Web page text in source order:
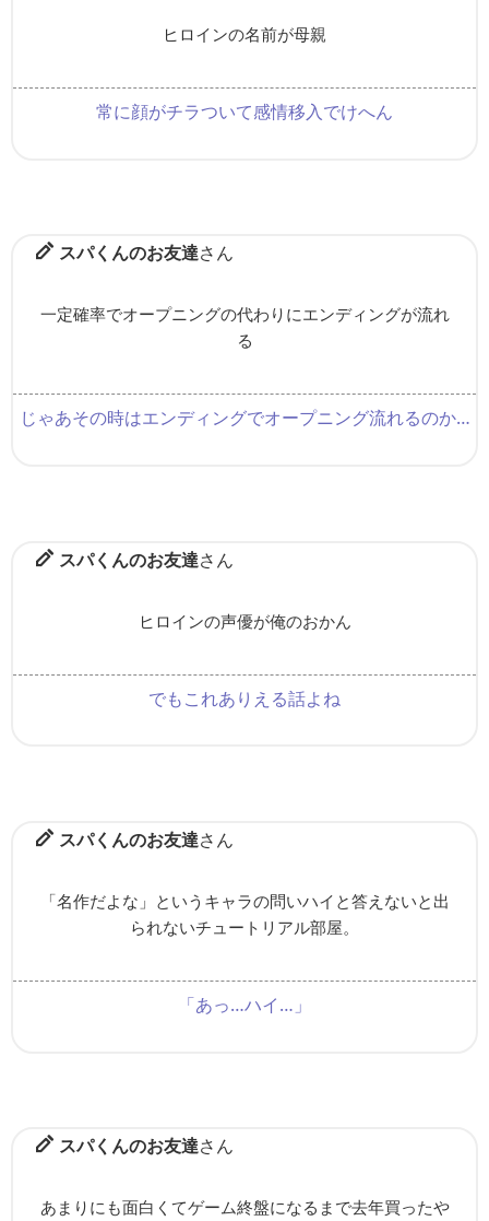
ヒロインの名前が母親
常に顔がチラついて感情移入でけへん
スパくんのお友達さん
一定確率でオープニングの代わりにエンディングが流れ
る
じゃあその時はエンディングでオープニング流れるのか…
スパくんのお友達さん
ヒロインの声優が俺のおかん
でもこれありえる話よね
スパくんのお友達さん
「名作だよな」というキャラの問いハイと答えないと出
られないチュートリアル部屋。
「あっ…ハイ…」
スパくんのお友達さん
あまりにも面白くてゲーム終盤になるまで去年買ったや